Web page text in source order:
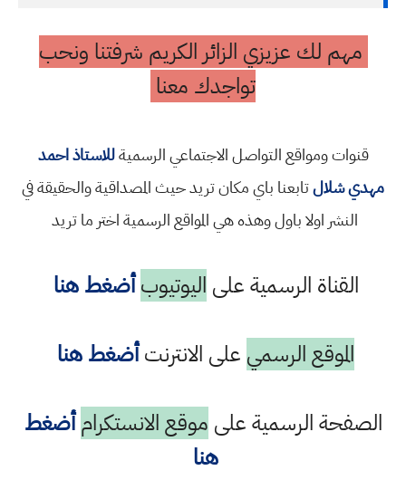
مهم لك عزيزي الزائر الكريم شرفتنا ونحب
تواجدك معنا
قنوات ومواقع التواصل الاجتماعي الرسميةللاستاذ احمد
مهدي شلالتابعنا باي مكان تريد حيث المصداقية والحقيقة في
النشر اولا باول وهذه هي المواقع الرسمية اختر ما تريد
القناة الرسمية على اليوتيوب أضغط هنا
الموقع الرسمي على الانترنتأضغط هنا
الصفحة الرسمية على موقع الانستكرام أضغط
هنا